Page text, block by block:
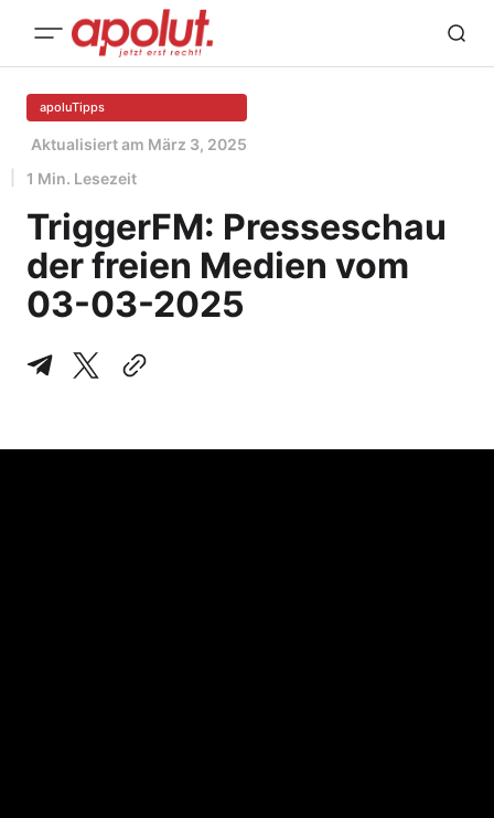
apoluTipps
Aktualisiert am März 3, 2025
1 Min. Lesezeit
TriggerFM: Presseschau
der freien Medien vom
03-03-2025